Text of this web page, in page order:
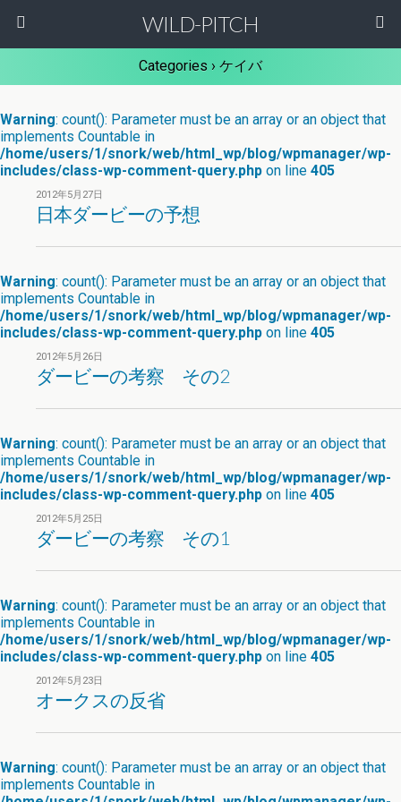
WILD-PITCH
Categories › ケイバ
Warning: count(): Parameter must be an array or an object that
implements Countable in
/home/users/1/snork/web/html_wp/blog/wpmanager/wp-
includes/class-wp-comment-query.php on line 405
2012年5月27日
日本ダービーの予想
Warning: count(): Parameter must be an array or an object that
implements Countable in
/home/users/1/snork/web/html_wp/blog/wpmanager/wp-
includes/class-wp-comment-query.php on line 405
2012年5月26日
ダービーの考察 その2
Warning: count(): Parameter must be an array or an object that
implements Countable in
/home/users/1/snork/web/html_wp/blog/wpmanager/wp-
includes/class-wp-comment-query.php on line 405
2012年5月25日
ダービーの考察 その1
Warning: count(): Parameter must be an array or an object that
implements Countable in
/home/users/1/snork/web/html_wp/blog/wpmanager/wp-
includes/class-wp-comment-query.php on line 405
2012年5月23日
オークスの反省
Warning: count(): Parameter must be an array or an object that
implements Countable in